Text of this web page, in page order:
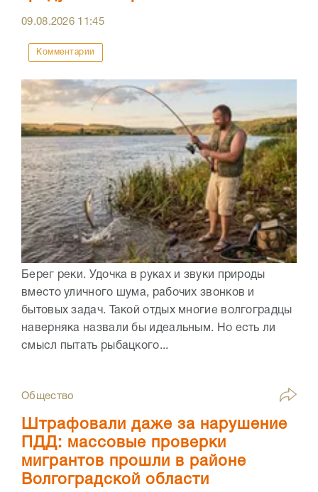
09.08.2026 11:45
Комментарии
Берег реки. Удочка в руках и звуки природы
вместо уличного шума, рабочих звонков и
бытовых задач. Такой отдых многие волгоградцы
наверняка назвали бы идеальным. Но есть ли
смысл пытать рыбацкого...
Общество
Штрафовали даже за нарушение
ПДД: массовые проверки
мигрантов прошли в районе
Волгоградской области